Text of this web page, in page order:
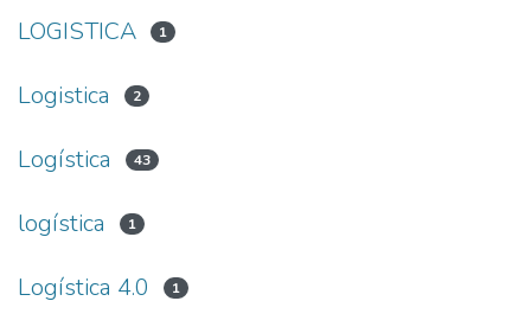
LOGISTICA 1
Logistica 2
Logística 43
logística 1
Logística 4.0 1